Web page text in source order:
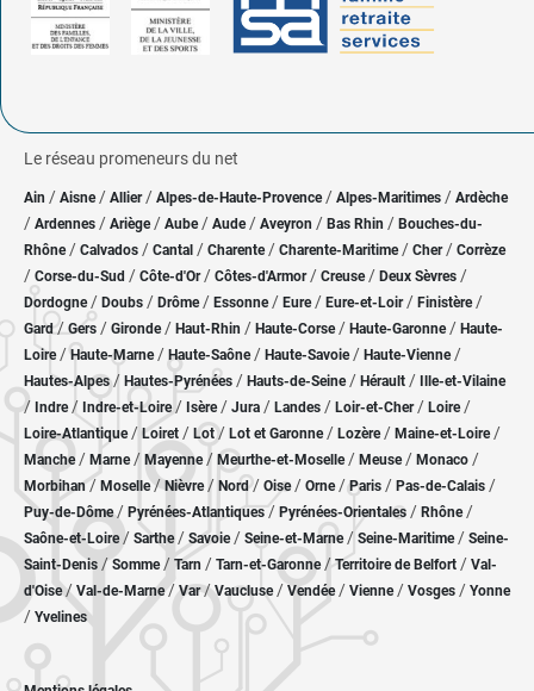
Le réseau promeneurs du net
Ain / Aisne/ Allier/ Alpes-de-Haute-Provence / Alpes-Maritimes / Ardèche
/ Ardennes / Ariège/ Aube/ Aude / Aveyron / Bas Rhin / Bouches-du-
Rhône/ Calvados / Cantal / Charente / Charente-Maritime/ Cher / Corrèze
/ Corse-du-Sud / Côte-d'Or / Côtes-d'Armor/ Creuse/ Deux Sèvres /
Dordogne/ Doubs / Drôme/ Essonne / Eure/ Eure-et-Loir / Finistère/
Gard/ Gers / Gironde/ Haut-Rhin / Haute-Corse/ Haute-Garonne/ Haute-
Loire/Haute-Marne/ Haute-Saône/ Haute-Savoie/ Haute-Vienne/
Hautes-Alpes/ Hautes-Pyrénées / Hauts-de-Seine/ Hérault / Ille-et-Vilaine
/ Indre/ Indre-et-Loire/ Isère/ Jura / Landes / Loir-et-Cher/ Loire/
Loire-Atlantique/ Loiret / Lot/ Lot et Garonne/ Lozère / Maine-et-Loire/
Manche/ Marne/ Mayenne/ Meurthe-et-Moselle/ Meuse/ Monaco /
Morbihan/ Moselle/ Nièvre / Nord/ Oise / Orne/Paris / Pas-de-Calais /
Puy-de-Dôme/ Pyrénées-Atlantiques / Pyrénées-Orientales / Rhône/
Saône-et-Loire/ Sarthe/ Savoie/ Seine-et-Marne/ Seine-Maritime/ Seine-
Saint-Denis /Somme/ Tarn / Tarn-et-Garonne/Territoire de Belfort / Val-
d'Oise/ Val-de-Marne/Var/Vaucluse/ Vendée/ Vienne/ Vosges / Yonne
/ Yvelines